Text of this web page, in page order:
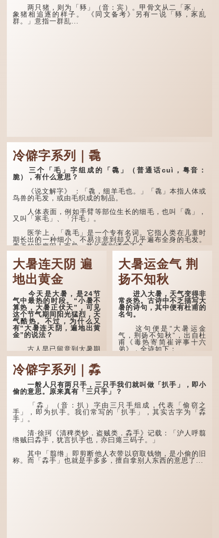
李白作此诗时，大约是
天宝十一年。当时他已被唐
玄宗赐金放还约八年，这期
两只猪，则为「豩」（音：宾）。甲骨文从二「豕」，
象猪相追逐的样子。 《同文备考》另有一说「豩，豕乱
群。」意指一群乱...
冷僻字系列｜毳
三个「毛」字组成的「毳」（普通话cuì，粤音：
脆），有什么意思？
《说文解字》 ：「毳，细羊毛也。」「毳」本指人体或
鸟兽的毛发，或由毛织成的制品。
人体表面，例如手臂等部位生长的细毛，也叫「毳」，
又叫「寒毛」、「汗毛」。
医学上，「毳毛」是一个专有名词。它指人类在儿童时
期长出的一种细小、不易注意到却又几乎遍布全身的毛发。
毳毛的密度因人而异，其长度则通常不会...
大暑连天阴 遍
地出黄金
今天是大暑，是24节
气中最热的时段。“小暑不
算热，大暑正伏天”，可见
这个节气期间阳光猛烈，天
气酷热。不过，为什么又
有“大暑连天阴，遍地出黄
金”的说法？
古人早已留意到大暑期
间的气候规律。 《逸周书·
时训解》记载：「大暑之
日，腐草化为萤。又五日，
土润溽暑。又五日，大雨时
行。」意思是说，大暑时节
萤火虫出生，土地湿热，常
有大雨出现。
这段时期的雨水，对农
作物尤其重要。三伏天酷热
难耐，农作物不能缺水。若
连续几天降雨，泥土得以湿
润；雨过天晴后，烈日高
照...
大暑运金气 荆
扬不知秋
进入大暑，天气变得非
常炎热。古诗中不乏描写大
暑的诗句，其中便有杜甫的
名句。
这句便是“大暑运金
气，荆扬不知秋”，出自杜
甫《毒热寄简崔评事十六
弟》，全诗如下：
林下有塌翼，水中无行
舟。
五行当中“金”对应秋
季，代表凉爽肃杀之
气。“运”是“运行”，描写大
转。
“荆扬”指荆州（湖北）
和扬州（江苏），泛指长江
中下游地区，“...
冷僻字系列｜掱
一般人只有两只手，三只手我们就叫做「扒手」，即小
偷的意思。原来真有「三只手」？
「掱」（音：扒）字由三只手组成，代表「偷窃之
手」，即为扒手。我们常写的「扒手」，其实古字为「掱
手」。
清·徐珂《清稗类钞．盗贼类．掱手》记载：「沪人呼翦
绺贼曰掱手，犹言扒手也，亦曰瘪三码子。」
其中「翦绺」即剪断他人衣带以窃取钱物，是小偷的旧
称。而「掱手」也就是手多多，擅自拿别人东西的意思了...